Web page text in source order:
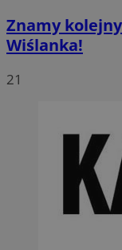
Znamy
Wiślanka!
21